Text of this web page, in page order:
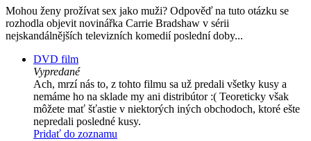
Mohou ženy prožívat sex jako muži? Odpověď na tuto otázku se
rozhodla objevit novinářka Carrie Bradshaw v sérii
nejskandálnějších televizních komedií poslední doby...
DVD film
Vypredané
Ach, mrzí nás to, z tohto filmu sa už predali všetky kusy a
nemáme ho na sklade my ani distribútor :( Teoreticky však
môžete mať šťastie v niektorých iných obchodoch, ktoré ešte
nepredali posledné kusy.
Pridať do zoznamu